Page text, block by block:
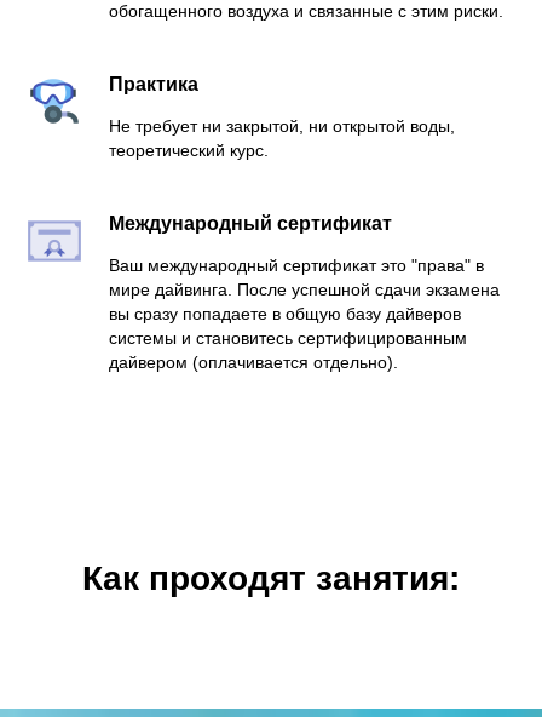
обогащенного воздуха и связанные с этим риски.
Практика
Не требует ни закрытой, ни открытой воды,
теоретический курс.
Международный сертификат
Ваш международный сертификат это "права" в
мире дайвинга. После успешной сдачи экзамена
вы сразу попадаете в общую базу дайверов
системы и становитесь сертифицированным
дайвером (оплачивается отдельно).
Как проходят занятия: